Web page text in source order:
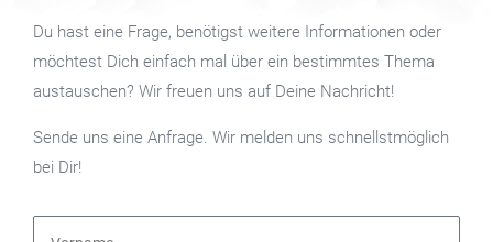
Du hast eine Frage, benötigst weitere Informationen oder
möchtest Dich einfach mal über ein bestimmtes Thema
austauschen? Wir freuen uns auf Deine Nachricht!
Sende uns eine Anfrage. Wir melden uns schnellstmöglich
bei Dir!